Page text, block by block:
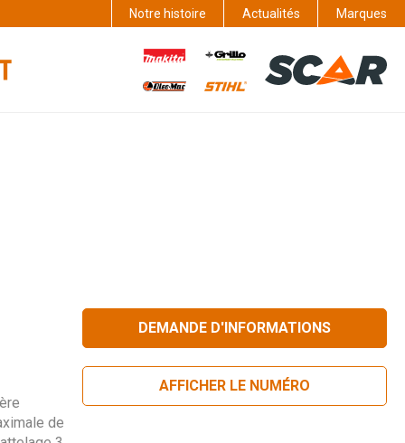
Notre histoire Actualités Marques
de
DEMANDE D'INFORMATIONS
AFFICHER LE NUMÉRO